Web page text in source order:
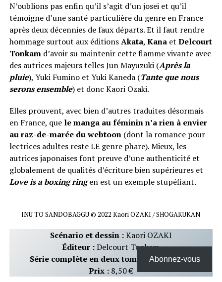
N’oublions pas enfin qu’il s’agit d’un josei et qu’il
témoigne d’une santé particulière du genre en France
après deux décennies de faux départs. Et il faut rendre
hommage surtout aux éditionsAkata, Kanaet Delcourt
Tonkamd’avoir su maintenir cette flamme vivante avec
des autrices majeurs telles Jun Mayuzuki (Après la
pluie), Yuki Fumino et Yuki Kaneda (Tante que nous
serons ensemble) et donc Kaori Ozaki.
Elles prouvent, avec bien d’autres traduites désormais
en France, que le manga au féminin n’a rien à envier
au raz-de-marée du webtoon(dont la romance pour
lectrices adultes reste LE genre phare). Mieux, les
autrices japonaises font preuve d’une authenticité et
globalement de qualités d’écriture bien supérieures et
Love is a boxing ring en est un exemple stupéfiant.
INU TO SANDOBAGGU © 2022 Kaori OZAKI / SHOGAKUKAN
Scénario et dessin :Kaori OZAKI
Éditeur :Delcourt Tonkam
Série complète en deux tomes disponibles
Prix :8,50 €
Abonnez-vous